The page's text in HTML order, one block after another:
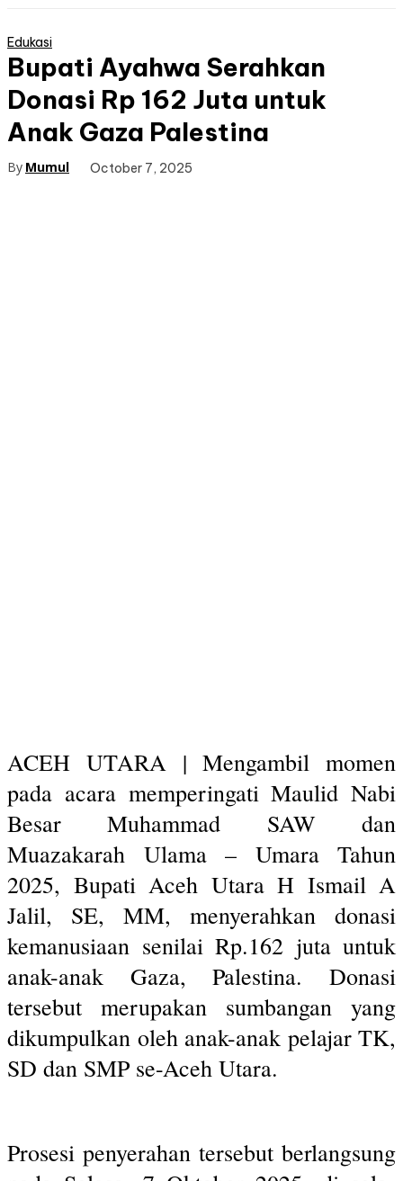
Edukasi
Bupati Ayahwa Serahkan
Donasi Rp 162 Juta untuk
Anak Gaza Palestina
By Mumul October 7, 2025
ACEH UTARA | Mengambil momen
pada acara memperingati Maulid Nabi
Besar Muhammad SAW dan
Muazakarah Ulama – Umara Tahun
2025, Bupati Aceh Utara H Ismail A
Jalil, SE, MM, menyerahkan donasi
kemanusiaan senilai Rp.162 juta untuk
anak-anak Gaza, Palestina. Donasi
tersebut merupakan sumbangan yang
dikumpulkan oleh anak-anak pelajar TK,
SD dan SMP se-Aceh Utara.
Prosesi penyerahan tersebut berlangsung